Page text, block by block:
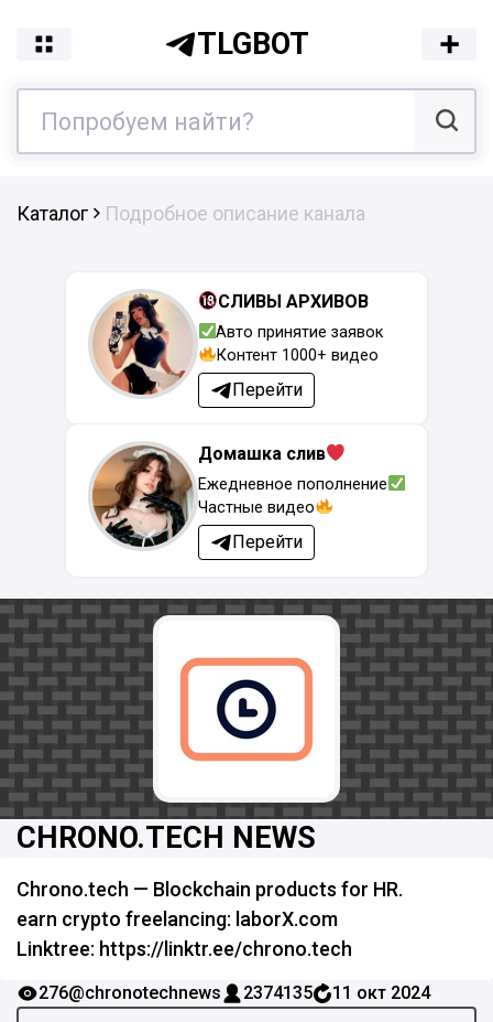
TLGBOT
Каталог Подробное описание канала
СЛИВЫ АРХИВОВ
Авто принятие заявок
Контент 1000+ видео
Перейти
Домашка слив
Ежедневное пополнение
Частные видео
Перейти
CHRONO.TECH NEWS
Chrono.tech — Blockchain products for HR.
earn crypto freelancing: laborX.com
Linktree: https://linktr.ee/chrono.tech
276@chronotechnews 2374135 11 окт 2024